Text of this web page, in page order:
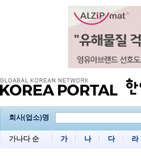
회사(업소)명
가나다 순 가 나 다 라